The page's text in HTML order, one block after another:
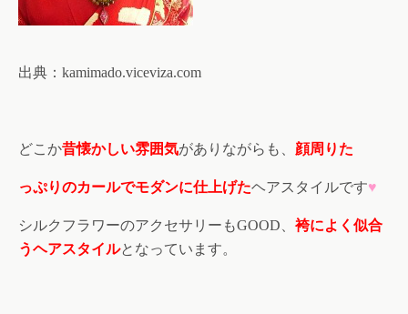
出典： kamimado.viceviza.com
どこか昔懐かしい雰囲気がありながらも、 顔周りた
っぷりのカールでモダンに仕上げたヘアスタイルです♥
シルクフラワーのアクセサリーもGOOD、 袴によく似合
うヘアスタイルとなっています。